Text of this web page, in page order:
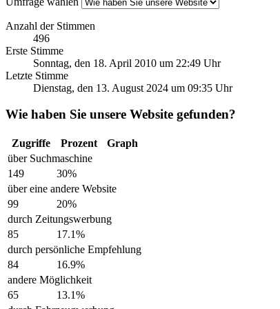
Anzahl der Stimmen
496
Erste Stimme
Sonntag, den 18. April 2010 um 22:49 Uhr
Letzte Stimme
Dienstag, den 13. August 2024 um 09:35 Uhr
Wie haben Sie unsere Website gefunden?
Zugriffe Prozent
Graph
über Suchmaschine
149
30%
über eine andere Website
99
20%
durch Zeitungswerbung
85
17.1%
durch persönliche Empfehlung
84
16.9%
andere Möglichkeit
65
13.1%